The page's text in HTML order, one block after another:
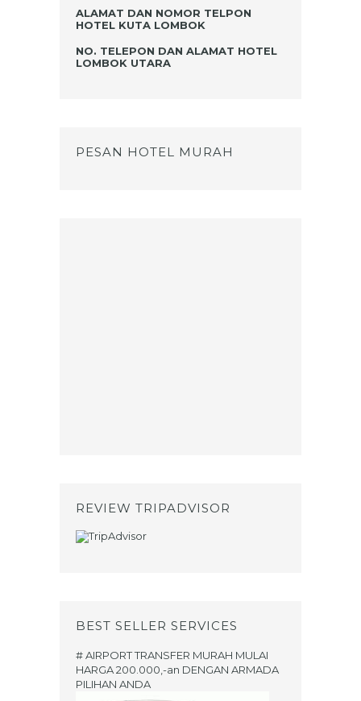
ALAMAT DAN NOMOR TELPON
HOTEL KUTA LOMBOK
NO. TELEPON DAN ALAMAT HOTEL
LOMBOK UTARA
PESAN HOTEL MURAH
REVIEW TRIPADVISOR
BEST SELLER SERVICES
# AIRPORT TRANSFER MURAH MULAI
HARGA 200.000,-an DENGAN ARMADA
PILIHAN ANDA